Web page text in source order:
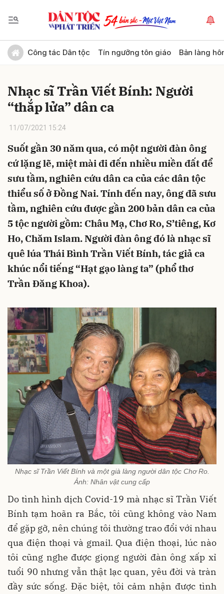
Công tác Dân tộc Tín ngưỡng tôn giáo Bản làng
Nhạc sĩ Trần Viết Bính: Người
“thắp lửa” dân ca
11/07/2021 15:24
Suốt gần 30 năm qua, có một người đàn ông
cứ lặng lẽ, miệt mài đi đến nhiều miền đất để
sưu tầm, nghiên cứu dân ca của các dân tộc
thiểu số ở Đồng Nai. Tính đến nay, ông đã sưu
tầm, nghiên cứu được gần 200 bản dân ca của
5 tộc người gồm: Châu Mạ, Chơ Ro, S’tiêng, Kơ
Ho, Chăm Islam. Người đàn ông đó là nhạc sĩ
quê lúa Thái Bình Trần Viết Bính, tác giả ca
khúc nổi tiếng “Hạt gạo làng ta” (phổ thơ
Trần Đăng Khoa).
Nhạc sĩ Trần Viết Bính và một già làng người dân tộc Chơ Ro.
Ảnh: Nhân vật cung cấp
Do tình hình dịch Covid-19 mà nhạc sĩ Trần Viết
Bính tạm hoãn ra Bắc, tôi cũng không vào Nam
để gặp gỡ, nên chúng tôi thường trao đổi với nhau
qua điện thoại và gmail. Qua điện thoại, lúc nào
tôi cũng nghe được giọng người đàn ông xấp xỉ
tuổi 90 nhưng vẫn thật lạc quan, yêu đời và tràn
đầy sức sống. Đặc biệt, tôi cảm nhận được tình
Gửi bình luận
Hủy Gửi